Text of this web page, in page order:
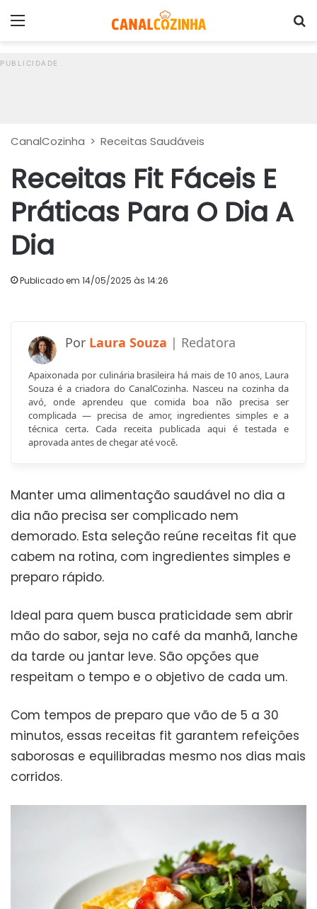
Menu
CanalCozinha > Receitas Saudáveis
Receitas Fit Fáceis E
Práticas Para O Dia A
Dia
Publicado em 14/05/2025 às 14:26
Laura Souza
Apaixonada por culinária brasileira há mais de 10 anos, Laura
Souza é a criadora do CanalCozinha. Nasceu na cozinha da
avó, onde aprendeu que comida boa não precisa ser
complicada — precisa de amor, ingredientes simples e a
técnica certa. Cada receita publicada aqui é testada e
aprovada antes de chegar até você.
Manter uma alimentação saudável no dia a
dia não precisa ser complicado nem
demorado. Esta seleção reúne receitas fit que
cabem na rotina, com ingredientes simples e
preparo rápido.
Ideal para quem busca praticidade sem abrir
mão do sabor, seja no café da manhã, lanche
da tarde ou jantar leve. São opções que
respeitam o tempo e o objetivo de cada um.
Com tempos de preparo que vão de 5 a 30
minutos, essas receitas fit garantem refeições
saborosas e equilibradas mesmo nos dias mais
corridos.